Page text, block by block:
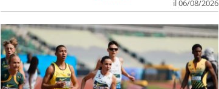
il 06/08/2026